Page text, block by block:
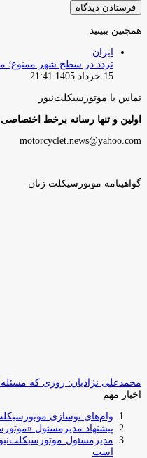
همچنین ببینید
ایران
تردد در سطح شهر ممنوع؛
15 خرداد 1405 21:41
تماس با موتورسیکلت‌نیوز
اولین و تنها رسانه برخط
motorcyclet.news@yahoo.com
گواهینامه موتورسیکلت زنان
محمدعلی نژادیان: روزی که
اخبار مهم
وام‌های نوسازی موتورسیکلت‌های
پیشنهاد مدیرمسئول
مدیرمسئول
است